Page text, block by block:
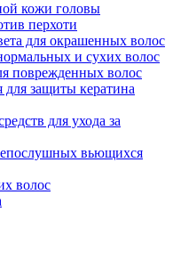
кожи головы
перхоти
для окрашенных волос
и сухих волос
поврежденных волос
защиты кератина
для ухода за
вьющихся
волос